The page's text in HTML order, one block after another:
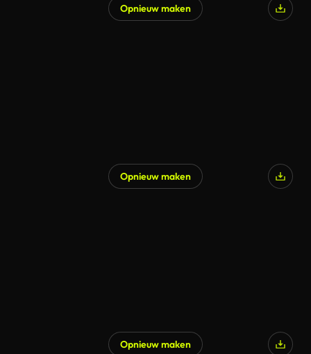
Opnieuw maken
Opnieuw maken
Opnieuw maken